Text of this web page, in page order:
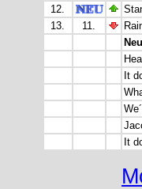
12.
13.
11.
It
It